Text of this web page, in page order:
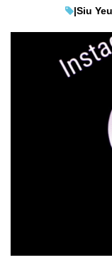
教學評測
Enterprise Digital
|Siu